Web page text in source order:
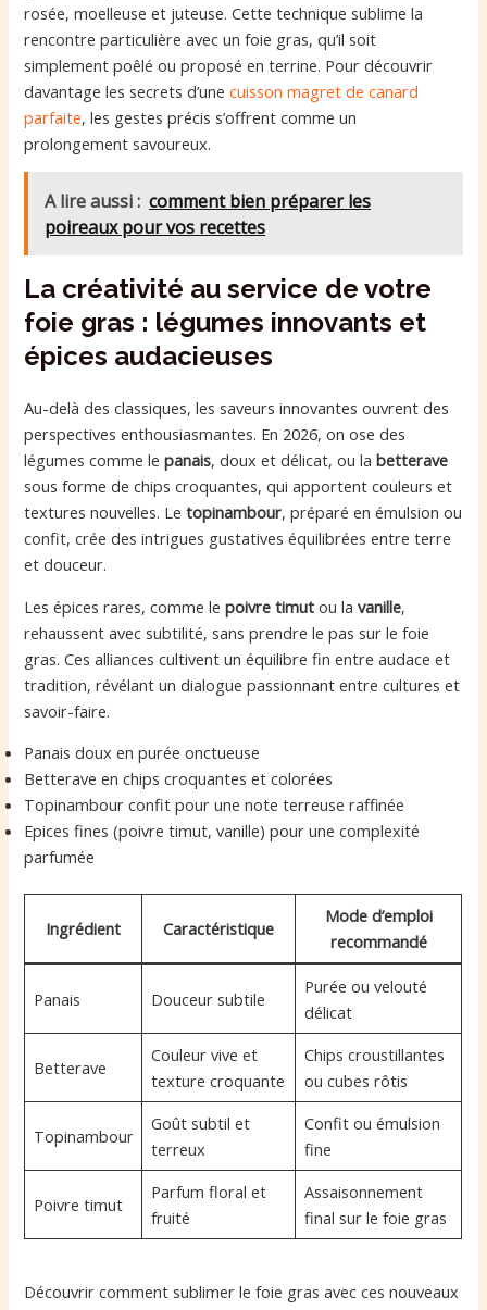
rosée, moelleuse et juteuse. Cette technique sublime la
rencontre particulière avec un foie gras, qu’il soit
simplement poêlé ou proposé en terrine. Pour découvrir
davantage les secrets d’unecuisson magret de canard
parfaite, les gestes précis s’offrent comme un
prolongement savoureux.
A lire aussi : comment bien préparer les
poireaux pour vos recettes
La créativité au service de votre
foie gras : légumes innovants et
épices audacieuses
Au-delà des classiques, les saveurs innovantes ouvrent des
perspectives enthousiasmantes. En 2026, on ose des
légumes comme lepanais, doux et délicat, ou labetterave
sous forme de chips croquantes, qui apportent couleurs et
textures nouvelles. Letopinambour, préparé en émulsion ou
confit, crée des intrigues gustatives équilibrées entre terre
et douceur.
Les épices rares, comme lepoivre timut ou lavanille,
rehaussent avec subtilité, sans prendre le pas sur le foie
gras. Ces alliances cultivent un équilibre fin entre audace et
tradition, révélant un dialogue passionnant entre cultures et
savoir-faire.
Panais doux en purée onctueuse
Betterave en chips croquantes et colorées
Topinambour confit pour une note terreuse raffinée
Epices fines (poivre timut, vanille) pour une complexité
parfumée
Ingrédient Caractéristique
Mode d’emploi
recommandé
Panais Douceur subtile
Purée ou velouté
délicat
Betterave
Couleur vive et
texture croquante
Chips croustillantes
ou cubes rôtis
Topinambour
Goût subtil et
terreux
Confit ou émulsion
fine
Poivre timut
Parfum floral et
fruité
Assaisonnement
final sur le foie gras
Découvrir comment sublimer le foie gras avec ces nouveaux